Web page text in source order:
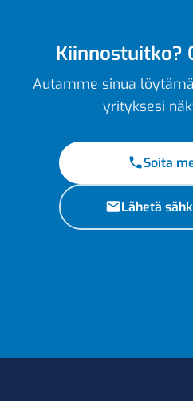
Kiinnostuitko?
Autamme sinua
yrityksesi
Soita
Lähetä